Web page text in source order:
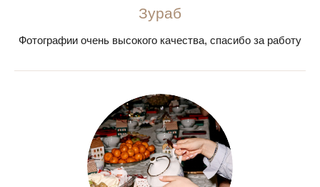
Зураб
Фотографии очень высокого качества, спасибо за работу